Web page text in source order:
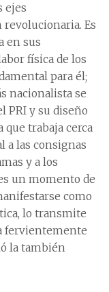
ejes
Es
en sus
física de los
para él;
nacionalista se
PRI y su diseño
que trabaja cerca
a las consignas
y a los
un momento de
como
lo transmite
fervientemente
la también